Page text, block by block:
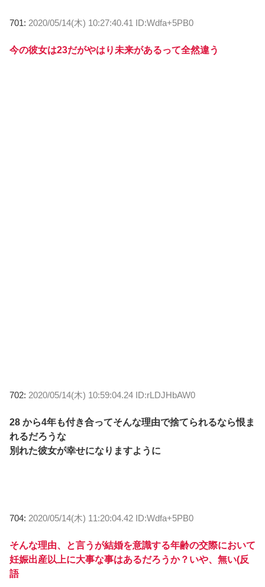
701: 2020/05/14(木) 10:27:40.41 ID:Wdfa+5PB0
今の彼女は23だがやはり未来があるって全然違う
702: 2020/05/14(木) 10:59:04.24 ID:rLDJHbAW0
28 から4年も付き合ってそんな理由で捨てられるなら恨ま
れるだろうな
別れた彼女が幸せになりますように
704: 2020/05/14(木) 11:20:04.42 ID:Wdfa+5PB0
そんな理由、と言うが結婚を意識する年齢の交際において
妊娠出産以上に大事な事はあるだろうか？いや、無い(反
語